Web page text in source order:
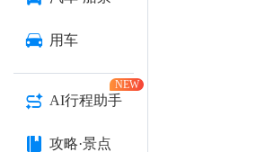
用车
AI行程助手
NEW
攻略·景点